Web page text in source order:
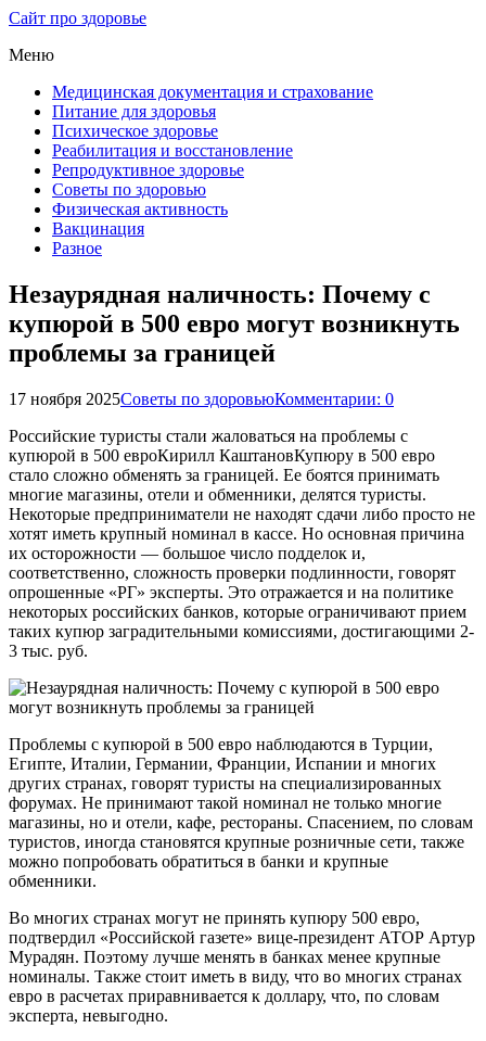
Сайт про здоровье
Меню
Медицинская документация и страхование
Питание для здоровья
Психическое здоровье
Реабилитация и восстановление
Репродуктивное здоровье
Советы по здоровью
Физическая активность
Вакцинация
Разное
Незаурядная наличность: Почему с
купюрой в 500 евро могут возникнуть
проблемы за границей
17 ноября 2025Советы по здоровьюКомментарии: 0
Российские туристы стали жаловаться на проблемы с
купюрой в 500 евроКирилл КаштановКупюру в 500 евро
стало сложно обменять за границей. Ее боятся принимать
многие магазины, отели и обменники, делятся туристы.
Некоторые предприниматели не находят сдачи либо просто не
хотят иметь крупный номинал в кассе. Но основная причина
их осторожности — большое число подделок и,
соответственно, сложность проверки подлинности, говорят
опрошенные «РГ» эксперты. Это отражается и на политике
некоторых российских банков, которые ограничивают прием
таких купюр заградительными комиссиями, достигающими 2-
3 тыс. руб.
Проблемы с купюрой в 500 евро наблюдаются в Турции,
Египте, Италии, Германии, Франции, Испании и многих
других странах, говорят туристы на специализированных
форумах. Не принимают такой номинал не только многие
магазины, но и отели, кафе, рестораны. Спасением, по словам
туристов, иногда становятся крупные розничные сети, также
можно попробовать обратиться в банки и крупные
обменники.
Во многих странах могут не принять купюру 500 евро,
подтвердил «Российской газете» вице-президент АТОР Артур
Мурадян. Поэтому лучше менять в банках менее крупные
номиналы. Также стоит иметь в виду, что во многих странах
евро в расчетах приравнивается к доллару, что, по словам
эксперта, невыгодно.